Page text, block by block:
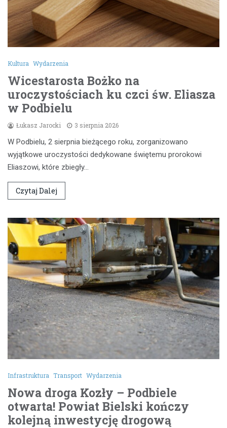
Kultura Wydarzenia
Wicestarosta Bożko na
uroczystościach ku czci św. Eliasza
w Podbielu
Łukasz Jarocki 3 sierpnia 2026
W Podbielu, 2 sierpnia bieżącego roku, zorganizowano
wyjątkowe uroczystości dedykowane świętemu prorokowi
Eliaszowi, które zbiegły…
Czytaj Dalej
Infrastruktura Transport Wydarzenia
Nowa droga Kozły – Podbiele
otwarta! Powiat Bielski kończy
kolejną inwestycję drogową